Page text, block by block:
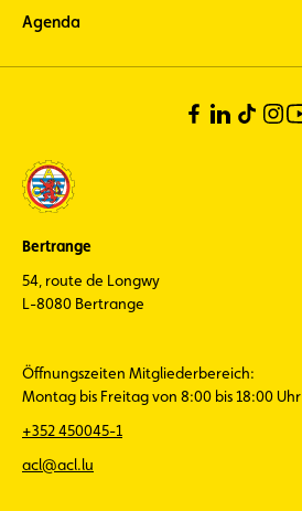
Agenda
Bertrange
54, route de Longwy
L-8080 Bertrange
Öffnungszeiten Mitgliederbereich:
Montag bis Freitag von 8:00 bis 18:00 Uhr
+352 450045-1
acl@acl.lu